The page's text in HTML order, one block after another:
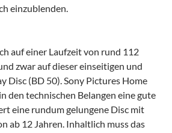
einzublenden.
auf einer Laufzeit von rund 112
zwar auf dieser einseitigen und
Disc (BD 50). Sony Pictures Home
den technischen Belangen eine gute
eine rundum gelungene Disc mit
ab 12 Jahren. Inhaltlich muss das